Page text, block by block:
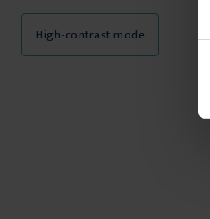
High-contrast mode